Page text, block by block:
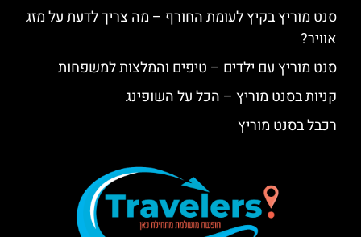
סנט מוריץ בקיץ לעומת החורף – מה צריך לדעת על מזג
אוויר?
סנט מוריץ עם ילדים – טיפים והמלצות למשפחות
קניות בסנט מוריץ – הכל על השופינג
רכבל בסנט מוריץ